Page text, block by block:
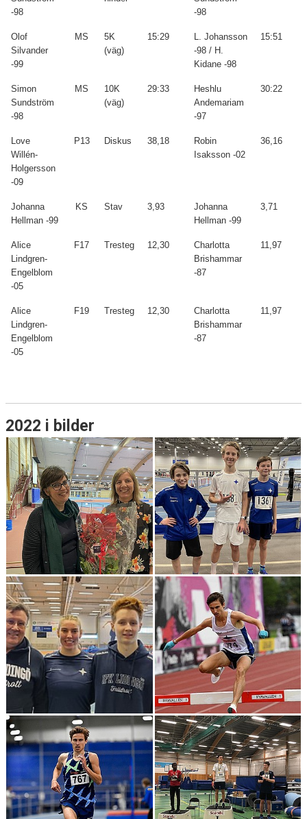
-98
-98
Olof
Silvander
-99
MS
5K
(väg)
15:29
L. Johansson
-98 / H.
Kidane -98
15:51
Simon
Sundström
-98
MS
10K
(väg)
29:33
Heshlu
Andemariam
-97
30:22
Love
Willén-
Holgersson
-09
P13 Diskus 38,18
Robin
Isaksson -02
36,16
Johanna
Hellman -99
KS Stav 3,93
Johanna
Hellman -99
3,71
Alice
Lindgren-
Engelblom
-05
F17 Tresteg 12,30
Charlotta
Brishammar
-87
11,97
Alice
Lindgren-
Engelblom
-05
F19 Tresteg 12,30
Charlotta
Brishammar
-87
11,97
2022 i bilder